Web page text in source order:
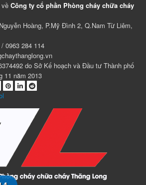
Công ty cổ phần Phòng cháy chữa cháy
Hoàng, P.Mỹ Đình 2, Q.Nam Từ Liêm,
0963 284 114
do Sở Kế hoạch và Đầu tư Thành phố
11 năm 2013